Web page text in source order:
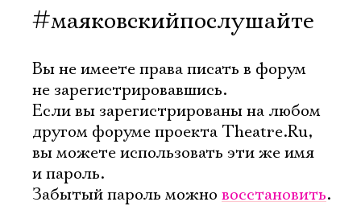
#маяковскийпослушайте
Вы не имеете права писать в форум
не зарегистрировавшись.
Если вы зарегистрированы на любом
другом форуме проекта Theatre.Ru,
вы можете использовать эти же имя
и пароль.
Забытый пароль можно восстановить.